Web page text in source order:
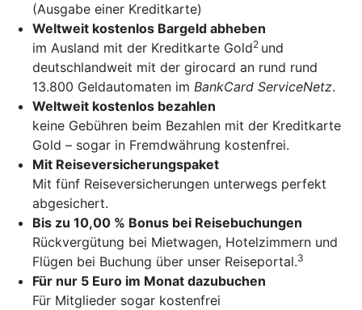
(Ausgabe einer Kreditkarte)
Weltweit kostenlos Bargeld abheben
im Ausland mit der Kreditkarte Gold2 und
deutschlandweit mit der girocard an rund rund
13.800 Geldautomaten im BankCard ServiceNetz.
Weltweit kostenlos bezahlen
keine Gebühren beim Bezahlen mit der Kreditkarte
Gold – sogar in Fremdwährung kostenfrei.
Mit Reiseversicherungspaket
Mit fünf Reiseversicherungen unterwegs perfekt
abgesichert.
Bis zu 10,00 % Bonus bei Reisebuchungen
Rückvergütung bei Mietwagen, Hotelzimmern und
Flügen bei Buchung über unser Reiseportal.3
Für nur 5 Euro im Monat dazubuchen
Für Mitglieder sogar kostenfrei